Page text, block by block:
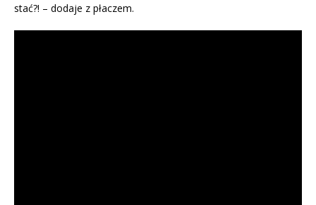
stać?! – dodaje z płaczem.